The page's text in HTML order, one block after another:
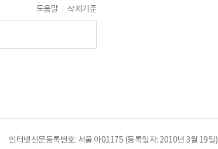
도움말 삭제기준
인터넷신문등록번호: 서울 아01175 (등록일자: 2010년 3월 19일)